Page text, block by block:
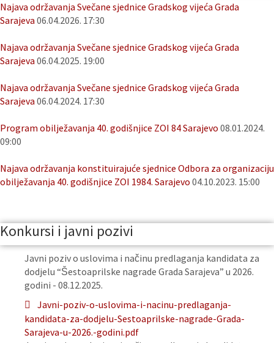
Najava održavanja Svečane sjednice Gradskog vijeća Grada
Sarajeva 06.04.2026. 17:30
Najava održavanja Svečane sjednice Gradskog vijeća Grada
Sarajeva 06.04.2025. 19:00
Najava održavanja Svečane sjednice Gradskog vijeća Grada
Sarajeva 06.04.2024. 17:30
Program obilježavanja 40. godišnjice ZOI 84 Sarajevo 08.01.2024.
09:00
Najava održavanja konstituirajuće sjednice Odbora za organizaciju
obilježavanja 40. godišnjice ZOI 1984. Sarajevo 04.10.2023. 15:00
Konkursi i javni pozivi
Javni poziv o uslovima i načinu predlaganja kandidata za
dodjelu “Šestoaprilske nagrade Grada Sarajeva” u 2026.
godini - 08.12.2025.
Javni-poziv-o-uslovima-i-nacinu-predlaganja-
kandidata-za-dodjelu-Sestoaprilske-nagrade-Grada-
Sarajeva-u-2026.-godini.pdf